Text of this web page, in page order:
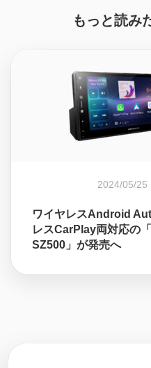
もっと読み
2024/05/25
ワイヤレスAndroid
レスCarPlay両対応の
SZ500」が発売へ